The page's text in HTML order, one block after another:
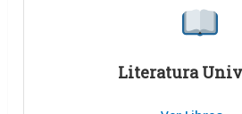
Literatura